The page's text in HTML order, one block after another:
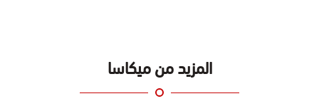
المزيد من ميكاسا